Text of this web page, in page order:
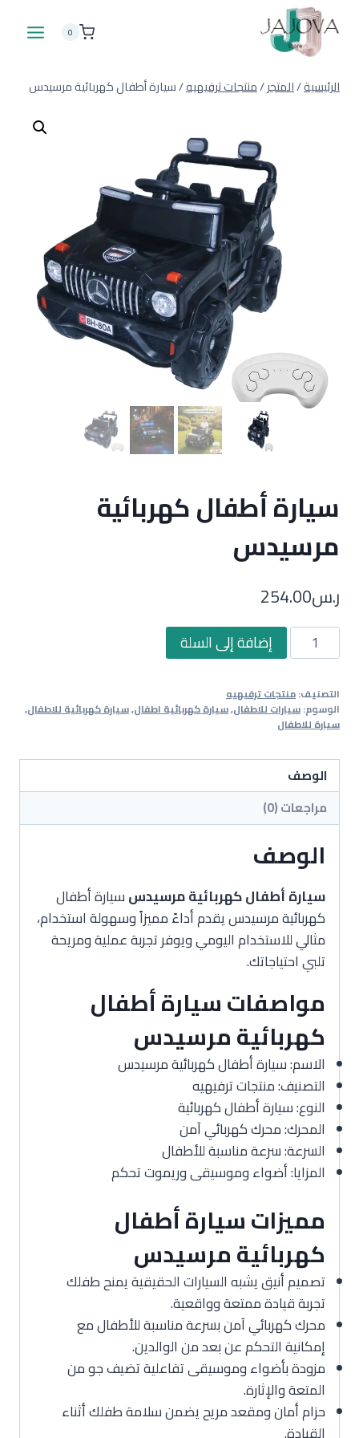
المحتوى
0
الرئيسية/المتجر/منتجات ترفيهيه/سيارة أطفال كهربائية مرسيدس
سيارة أطفال كهربائية
مرسيدس
ر.س254.00
كمية
سيارة
كهربائية
مرسيدس
إضافة إلى السلة
التصنيف:منتجات ترفيهيه
الوسوم:سيارات للاطفال,سيارة كهربائية اطفال,سيارة كهربائية للاطفال,
سيارة للاطفال
الوصف
مراجعات (0)
الوصف
سيارة أطفال كهربائية مرسيدسسيارة أطفال
كهربائية مرسيدس يقدم أداءً مميزاً وسهولة استخدام،
مثالي للاستخدام اليومي ويوفر تجربة عملية ومريحة
تلبي احتياجاتك.
مواصفات سيارة أطفال
كهربائية مرسيدس
الاسم: سيارة أطفال كهربائية مرسيدس
التصنيف: منتجات ترفيهيه
النوع: سيارة أطفال كهربائية
المحرك: محرك كهربائي آمن
السرعة: سرعة مناسبة للأطفال
المزايا: أضواء وموسيقى وريموت تحكم
مميزات سيارة أطفال
كهربائية مرسيدس
تصميم أنيق يشبه السيارات الحقيقية يمنح طفلك
تجربة قيادة ممتعة وواقعية.
محرك كهربائي آمن بسرعة مناسبة للأطفال مع
إمكانية التحكم عن بعد من الوالدين.
مزودة بأضواء وموسيقى تفاعلية تضيف جو من
المتعة والإثارة.
حزام أمان ومقعد مريح يضمن سلامة طفلك أثناء